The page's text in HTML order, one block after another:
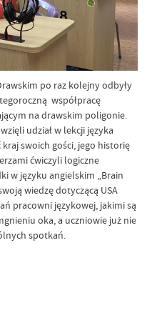
po raz kolejny odbyły
współpracę
na drawskim poligonie.
udział w lekcji języka
swoich gości, jego historię
ćwiczyli logiczne
w języku angielskim „Brain
wiedzę dotyczącą USA
pracowni językowej, jakimi są
oka, a uczniowie już nie
spotkań.